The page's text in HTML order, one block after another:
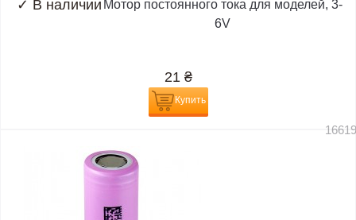
✓ В наличии Мотор постоянного тока для моделей, 3-
6V
21 ₴
Купить